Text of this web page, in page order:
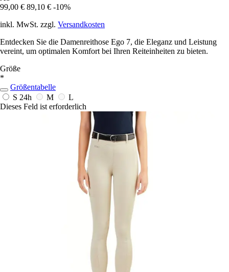
99,00 € 89,10 € -10%
inkl. MwSt. zzgl. Versandkosten
Entdecken Sie die Damenreithose Ego 7, die Eleganz und Leistung
vereint, um optimalen Komfort bei Ihren Reiteinheiten zu bieten.
Größe
*
Größentabelle
S 24h M
L
Dieses Feld ist erforderlich